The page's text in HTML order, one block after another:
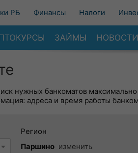
РБ Финансы Налоги
ЗАЙМЫ НОВОСТИ
нужных банкоматов максимально
адреса и время работы
Регион
Паршино изменить